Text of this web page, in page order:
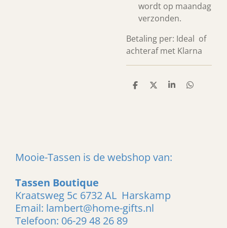
wordt op maandag
verzonden.
Betaling per: Ideal of
achteraf met Klarna
D
D
S
D
Mooie-Tassen is de webshop van:
Tassen Boutique
Kraatsweg 5c 6732 AL Harskamp
Email: lambert@home-gifts.nl
Telefoon: 06-29 48 26 89